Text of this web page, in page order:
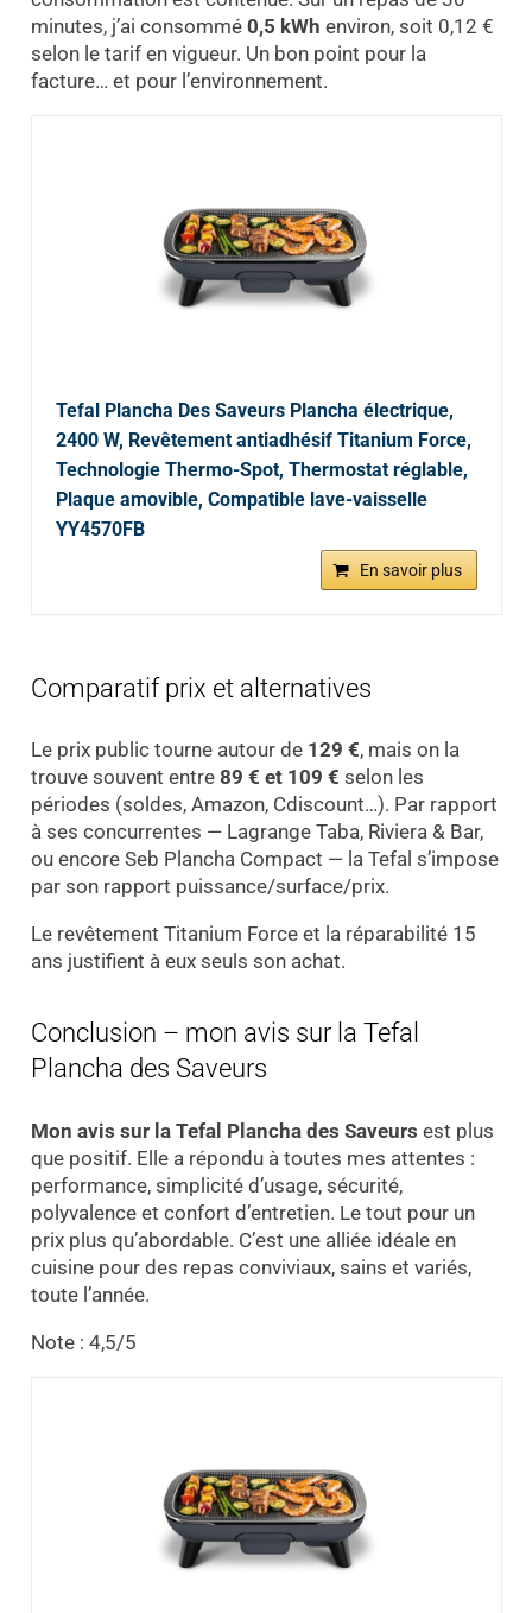
minutes, j’ai consommé 0,5 kWh environ, soit 0,12 €
selon le tarif en vigueur. Un bon point pour la
facture… et pour l’environnement.
Tefal Plancha Des Saveurs Plancha électrique,
2400 W, Revêtement antiadhésif Titanium Force,
Technologie Thermo-Spot, Thermostat réglable,
Plaque amovible, Compatible lave-vaisselle
YY4570FB
En savoir plus
Comparatif prix et alternatives
Le prix public tourne autour de 129 €, mais on la
trouve souvent entre 89 € et 109 € selon les
périodes (soldes, Amazon, Cdiscount…). Par rapport
à ses concurrentes — Lagrange Taba, Riviera & Bar,
ou encore Seb Plancha Compact — la Tefal s’impose
par son rapport puissance/surface/prix.
Le revêtement Titanium Force et la réparabilité 15
ans justifient à eux seuls son achat.
Conclusion – mon avis sur la Tefal
Plancha des Saveurs
Mon avis sur la Tefal Plancha des Saveurs est plus
que positif. Elle a répondu à toutes mes attentes :
performance, simplicité d’usage, sécurité,
polyvalence et confort d’entretien. Le tout pour un
prix plus qu’abordable. C’est une alliée idéale en
cuisine pour des repas conviviaux, sains et variés,
toute l’année.
Note : 4,5/5